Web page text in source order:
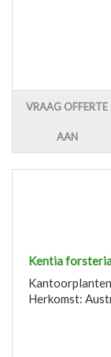
VRAAG OFFERTE
AAN
Kentia
Herkomst: